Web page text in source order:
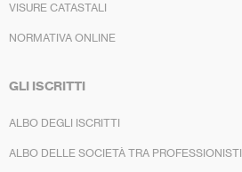
VISURE CATASTALI
NORMATIVA ONLINE
GLI ISCRITTI
ALBO DEGLI ISCRITTI
ALBO DELLE SOCIETÀ TRA PROFESSIONISTI